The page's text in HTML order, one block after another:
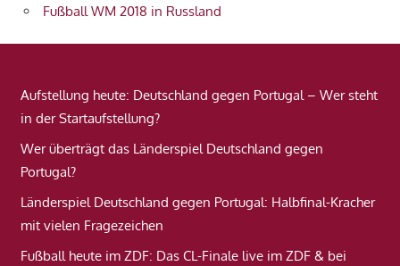
Fußball WM 2018 in Russland
Aufstellung heute: Deutschland gegen Portugal – Wer steht
in der Startaufstellung?
Wer überträgt das Länderspiel Deutschland gegen
Portugal?
Länderspiel Deutschland gegen Portugal: Halbfinal-Kracher
mit vielen Fragezeichen
Fußball heute im ZDF: Das CL-Finale live im ZDF & bei